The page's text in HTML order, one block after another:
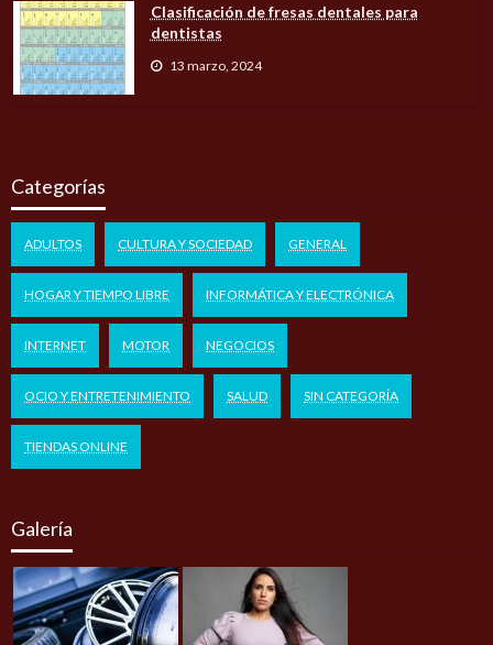
Clasificación de fresas dentales para
dentistas
13 marzo, 2024
Categorías
ADULTOS CULTURA Y SOCIEDAD GENERAL
HOGAR Y TIEMPO LIBRE INFORMÁTICA Y ELECTRÓNICA
INTERNET MOTOR NEGOCIOS
OCIO Y ENTRETENIMIENTO SALUD SIN CATEGORÍA
TIENDAS ONLINE
Galería